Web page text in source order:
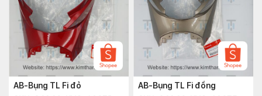
AB-Bụng TL Fi đỏ
AB-Bụng TL Fi đồng